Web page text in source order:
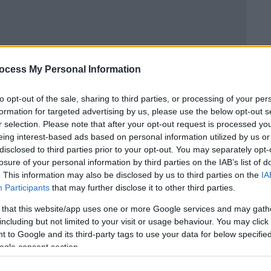
My Personal Information
opt-out of the sale, sharing to third parties, or processing of your
for targeted advertising by us, please use the below opt-out
selection. Please note that after your opt-out request is processed
interest-based ads based on personal information utilized by us
to third parties prior to your opt-out. You may separately
of your personal information by third parties on the IAB’s list of
This information may also be disclosed by us to third parties on the
Participants that may further disclose it to other third parties.
that this website/app uses one or more Google services and may
but not limited to your visit or usage behaviour. You may
to Google and its third-party tags to use your data for below
consent section.
σε σχολείο της Λαμίας: «Το
την απεργία στις 21 Μαΐου
η ακρίβεια καλπάζει, εμπαίζει τους
Οικονομικών, κ. Χατζηδάκηςμε
αύξηση για τουςΔημοσίους
όλοι οι εργαζόμενοι στο
τα ίδια τους τα μάτια την κοροϊδία.